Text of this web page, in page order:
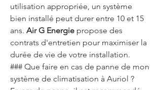
utilisation appropriée, un système
bien installé peut durer entre 10 et 15
ans. Air G Energie propose des
contrats d'entretien pour maximiser la
durée de vie de votre installation.
### Que faire en cas de panne de mon
système de climatisation à Auriol ?